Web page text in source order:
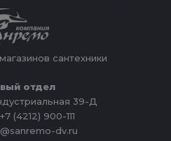
сантехники
отдел
39-Д
(4212) 900-111
dv.ru